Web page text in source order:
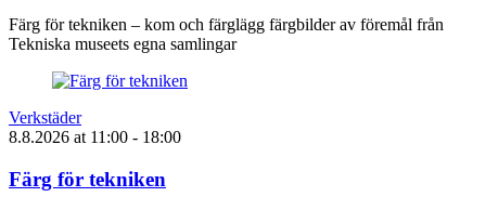
Färg för tekniken – kom och färglägg färgbilder av föremål från
Tekniska museets egna samlingar
Verkstäder
8.8.2026 at 11:00 - 18:00
Färg för tekniken